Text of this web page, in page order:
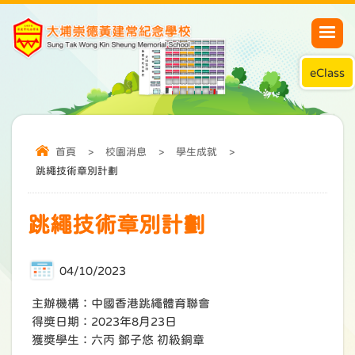
eClass
首頁 > 校園消息 > 學生成就
>
跳繩技術章別計劃
跳繩技術章別計劃
04/10/2023
主辦機構：中國香港跳繩體育聯會
得獎日期：2023年8月23日
獲奬學生：六丙 鄧子悠 初級銅章